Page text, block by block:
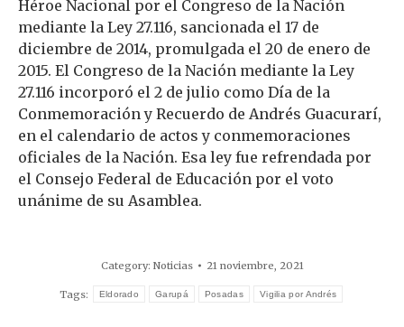
Héroe Nacional por el Congreso de la Nación
mediante la Ley 27.116, sancionada el 17 de
diciembre de 2014, promulgada el 20 de enero de
2015. El Congreso de la Nación mediante la Ley
27.116 incorporó el 2 de julio como Día de la
Conmemoración y Recuerdo de Andrés Guacurarí,
en el calendario de actos y conmemoraciones
oficiales de la Nación. Esa ley fue refrendada por
el Consejo Federal de Educación por el voto
unánime de su Asamblea.
Category: Noticias 21 noviembre, 2021
Tags: Eldorado Garupá Posadas Vigilia por Andrés